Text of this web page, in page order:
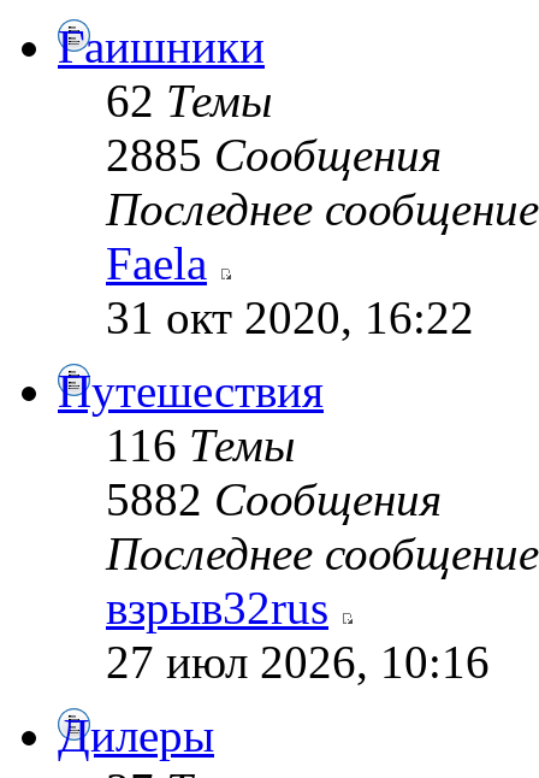
Гаишники
62 Темы
2885 Сообщения
Последнее сообщение
Faela
31 окт 2020, 16:22
Путешествия
116 Темы
5882 Сообщения
Последнее сообщение
взрыв32rus
27 июл 2026, 10:16
Дилеры